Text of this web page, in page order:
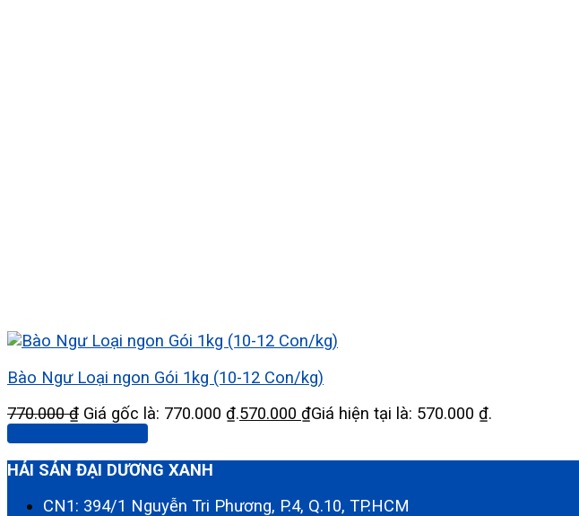
Bào Ngư Loại ngon Gói 1kg (10-12 Con/kg)
770.000₫ Giá gốc là: 770.000 ₫.570.000 ₫Giá hiện tại là: 570.000 ₫.
HẢI SẢN ĐẠI DƯƠNG XANH
CN1: 394/1 Nguyễn Tri Phương, P.4, Q.10, TP.HCM